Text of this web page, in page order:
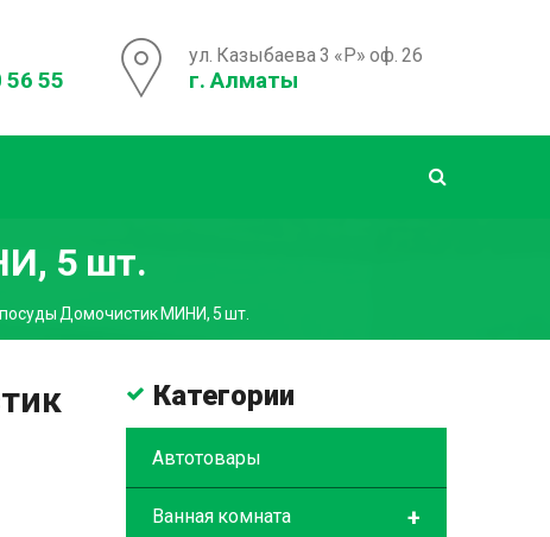
56 55
ул. Казыбаева 3 «Р» оф. 26
г. Алматы
5 шт.
посуды Домочистик МИНИ, 5 шт.
Категории
Автотовары
+
Ванная комната